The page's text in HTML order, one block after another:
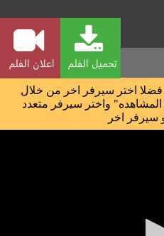
تحميل الفلم اعلان الفلم
اختر سيرفر اخر من خلال
واختر سيرفر متعدد
سيرفر اخر